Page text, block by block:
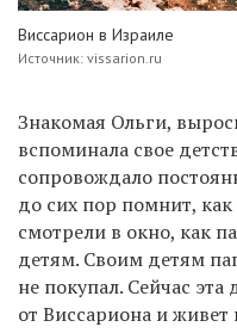
Виссарион в Израиле
Источник: vissarion.ru
Знакомая Ольги,
вспоминала свое
сопровождало
до сих пор помнит,
смотрели в окно, как
детям. Своим детям
не покупал. Сейчас
от Виссариона и